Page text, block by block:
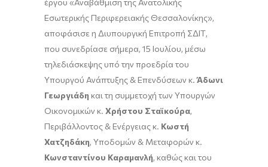
έργου «Αναβάθμιση της Ανατολικής
Εσωτερικής Περιφερειακής Θεσσαλονίκης»,
αποφάσισε η Διυπουργική Επιτροπή ΣΔΙΤ,
που συνεδρίασε σήμερα, 15 Ιουλίου, μέσω
τηλεδιάσκεψης υπό την προεδρία του
Υπουργού Ανάπτυξης & Επενδύσεων κ.Άδωνι
Γεωργιάδη και τη συμμετοχή των Υπουργών
Οικονομικών κ. Χρήστου Σταϊκούρα,
Περιβάλλοντος & Ενέργειας κ. Κωστή
Χατζηδάκη, Υποδομών & Μεταφορών κ.
Κωνσταντίνου Καραμανλή, καθώς και του